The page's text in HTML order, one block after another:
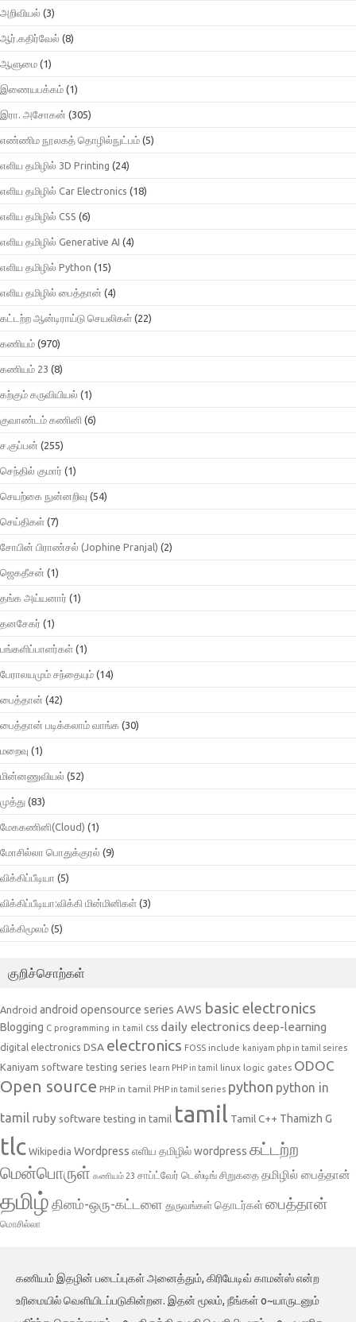
அறிவியல் (3)
ஆர்.கதிர்வேல் (8)
ஆளுமை (1)
இணையபக்கம் (1)
இரா. அசோகன் (305)
எண்ணிம நூலகத் தொழில்நுட்பம் (5)
எளிய தமிழில் 3D Printing (24)
எளிய தமிழில் Car Electronics (18)
எளிய தமிழில் CSS (6)
எளிய தமிழில் Generative AI (4)
எளிய தமிழில் Python (15)
எளிய தமிழில் பைத்தான் (4)
கட்டற்ற ஆன்டிராய்டு செயலிகள் (22)
கணியம் (970)
கணியம் 23 (8)
கற்கும் கருவியியல் (1)
குவாண்டம் கணினி (6)
ச.குப்பன் (255)
செந்தில் குமார் (1)
செயற்கை நுன்னறிவு (54)
செய்திகள் (7)
சோபின் பிராண்சல் (Jophine Pranjal) (2)
ஜெகதீசன் (1)
தங்க அய்யனார் (1)
தனசேகர் (1)
பங்களிப்பாளர்கள் (1)
பேராலயமும் சந்தையும் (14)
பைத்தான் (42)
பைத்தான் படிக்கலாம் வாங்க (30)
மறைவு (1)
மின்னணுவியல் (52)
முத்து (83)
மேககணினி(Cloud) (1)
மோசில்லா பொதுக்குரல் (9)
விக்கிப்பீடியா (5)
விக்கிப்பீடியா:விக்கி மின்மினிகள் (3)
விக்கிமூலம் (5)
குறிச்சொற்கள்
Android android opensource series AWS basic electronics
Blogging C programming in tamil css daily electronicsdeep-learning
digital electronics DSA electronics FOSS include kaniyam php in tamil seires
Kaniyam software testing series learn PHP in tamil linux logic gates ODOC
Open source PHP in tamil PHP in tamil series python python in
tamil ruby software testing in tamil tamil Tamil C++ Thamizh G
tlc Wikipedia Wordpress எளிய தமிழில் wordpress கட்டற்ற
மென்பொருள் கணியம் 23 சாப்ட்வேர் டெஸ்டிங் சிறுகதை தமிழில் பைத்தான்
தமிழ் தினம்-ஒரு-கட்டளை துருவங்கள் தொடர்கள்பைத்தான்
மொசில்லா
கணியம் இதழின் படைப்புகள் அனைத்தும், கிரியேடிவ் காமன்ஸ் என்ற
உரிமையில் வெளியிடப்படுகின்றன. இதன் மூலம், நீங்கள் o~யாருடனும்